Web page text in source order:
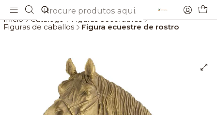
Início Catálogo
Figuras de caballos
Figura ecuestre de rostro